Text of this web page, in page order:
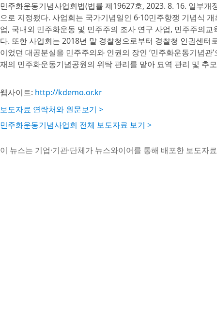
민주화운동기념사업회법(법률 제19627호, 2023. 8. 16. 일부
으로 지정됐다. 사업회는 국가기념일인 6·10민주항쟁 기념식
업, 국내외 민주화운동 및 민주주의 조사 연구 사업, 민주주의
다. 또한 사업회는 2018년 말 경찰청으로부터 경찰청 인권센
이었던 대공분실을 민주주의와 인권의 장인 ‘민주화운동기념
재의 민주화운동기념공원의 위탁 관리를 맡아 묘역 관리 및 추
웹사이트: http://kdemo.or.kr
보도자료 연락처와 원문보기 >
민주화운동기념사업회 전체 보도자료 보기 >
이 뉴스는 기업·기관·단체가 뉴스와이어를 통해 배포한 보도자